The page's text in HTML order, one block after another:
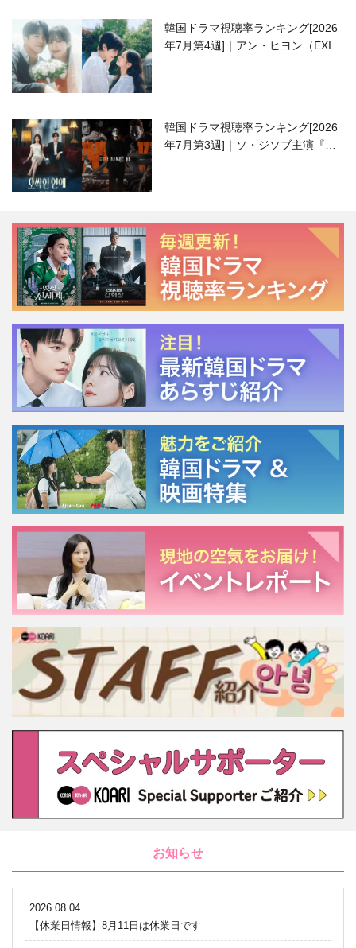
韓国ドラマ視聴率ランキング[2026
年7月第4週]｜アン・ヒヨン（EXID
韓国ドラマ視聴率ランキング[2026
年7月第3週]｜ソ・ジソブ主演『エ
お知らせ
2026.08.04
【休業日情報】8月11日は休業日です